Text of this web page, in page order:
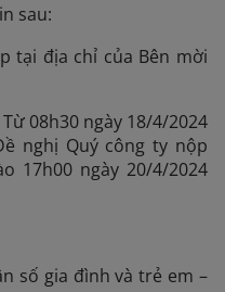
sau:
tại địa chỉ của Bên mời
08h30 ngày 18/4/2024
nghị Quý công ty nộp
17h00 ngày 20/4/2024
số gia đình và trẻ em –